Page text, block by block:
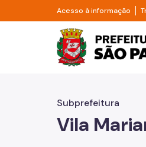
Pular para o Conteúdo
Acesso à informação
Subprefeitura
Vila